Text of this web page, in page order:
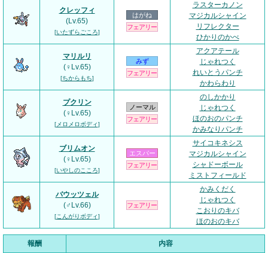
クレッフィ
(Lv.65)
[いたずらごころ]
はがね
フェアリー
ラスターカノン
マジカルシャイン
リフレクター
ひかりのかべ
マリルリ
(♀Lv.65)
[ちからもち]
みず
フェアリー
アクアテール
じゃれつく
れいとうパンチ
かわらわり
プクリン
(♀Lv.65)
[メロメロボディ]
ノーマル
フェアリー
のしかかり
じゃれつく
ほのおのパンチ
かみなりパンチ
ブリムオン
(♀Lv.65)
[いやしのこころ]
エスパー
フェアリー
サイコキネシス
マジカルシャイン
シャドーボール
ミストフィールド
バウッツェル
(♂Lv.66)
[こんがりボディ]
フェアリー
かみくだく
じゃれつく
こおりのキバ
ほのおのキバ
報酬 内容